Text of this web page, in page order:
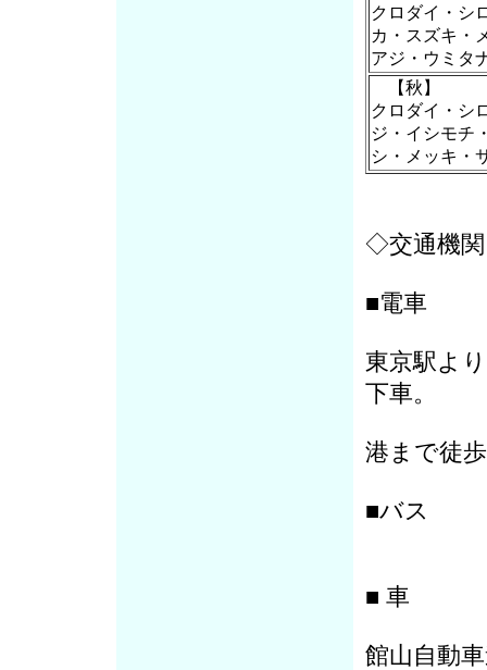
クロダイ・シ
カ・スズキ・
アジ・ウミタ
【秋】
クロダイ・シ
ジ・イシモチ
シ・メッキ・
◇交通機関
■電車
東京駅よ
下車。
港まで徒
■バス
■ 車
館山自動